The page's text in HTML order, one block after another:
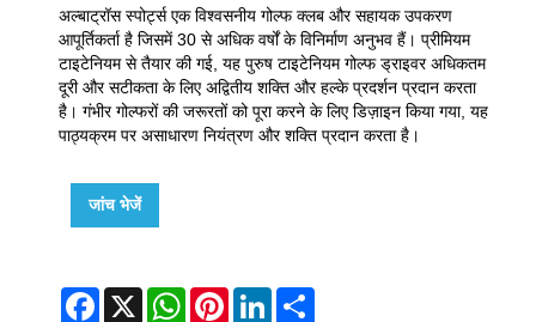
अल्बाट्रॉस स्पोर्ट्स एक विश्वसनीय गोल्फ क्लब और सहायक उपकरण
आपूर्तिकर्ता है जिसमें 30 से अधिक वर्षों के विनिर्माण अनुभव हैं। प्रीमियम
टाइटेनियम से तैयार की गई, यह पुरुष टाइटेनियम गोल्फ ड्राइवर अधिकतम
दूरी और सटीकता के लिए अद्वितीय शक्ति और हल्के प्रदर्शन प्रदान करता
है। गंभीर गोल्फरों की जरूरतों को पूरा करने के लिए डिज़ाइन किया गया, यह
पाठ्यक्रम पर असाधारण नियंत्रण और शक्ति प्रदान करता है।
जांच भेजें
Facebook
X WhatsApp
Pinterest
LinkedIn